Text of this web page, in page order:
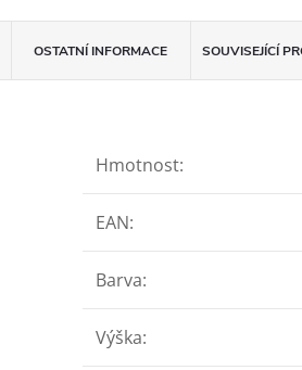
OSTATNÍ INFORMACE SOUVISEJÍCÍ
Hmotnost:
EAN:
Barva:
Výška: